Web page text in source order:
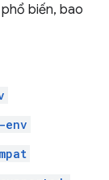
biến, bao
env